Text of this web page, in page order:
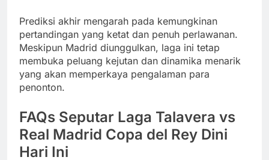
Prediksi akhir mengarah pada kemungkinan
pertandingan yang ketat dan penuh perlawanan.
Meskipun Madrid diunggulkan, laga ini tetap
membuka peluang kejutan dan dinamika menarik
yang akan memperkaya pengalaman para
penonton.
FAQs Seputar Laga Talavera vs
Real Madrid Copa del Rey Dini
Hari Ini